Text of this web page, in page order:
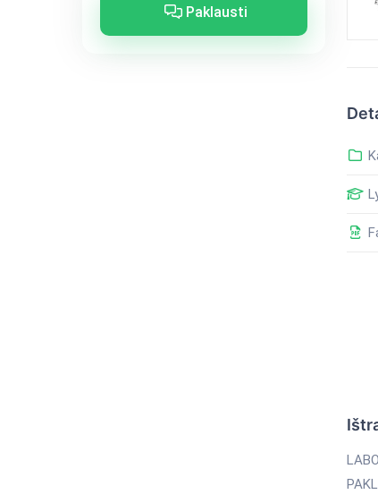
Paklausti